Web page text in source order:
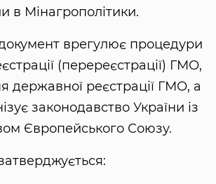
в Мінагрополітики.
врегулює процедури
(перереєстрації) ГМО,
державної реєстрації ГМО, а
законодавство України із
Європейського Союзу.